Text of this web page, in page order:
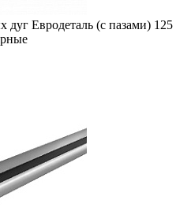
Евродеталь (с пазами) 125